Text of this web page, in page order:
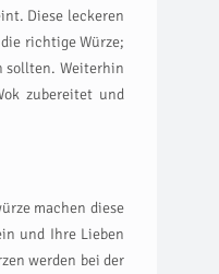
Diese leckeren
richtige Würze;
sollten. Weiterhin
zubereitet und
machen diese
und Ihre Lieben
werden bei der